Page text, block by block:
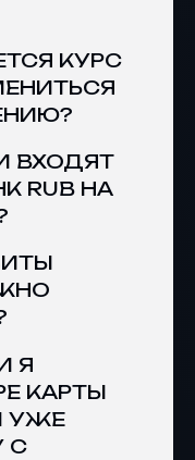
КУРС
ВХОДЯТ
RUB НА
Я
КАРТЫ
УЖЕ
С